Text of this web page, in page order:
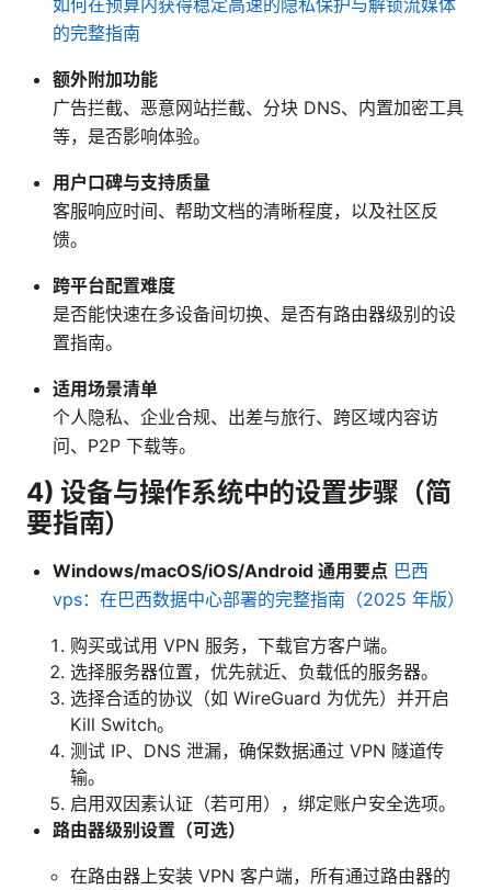
如何在预算内获得稳定高速的隐私保护与解锁流媒体
的完整指南
额外附加功能
广告拦截、恶意网站拦截、分块 DNS、内置加密工具
等，是否影响体验。
用户口碑与支持质量
客服响应时间、帮助文档的清晰程度，以及社区反
馈。
跨平台配置难度
是否能快速在多设备间切换、是否有路由器级别的设
置指南。
适用场景清单
个人隐私、企业合规、出差与旅行、跨区域内容访
问、P2P 下载等。
4) 设备与操作系统中的设置步骤（简
要指南）
Windows/macOS/iOS/Android 通用要点 巴西
vps：在巴西数据中心部署的完整指南（2025 年版）
购买或试用 VPN 服务，下载官方客户端。
选择服务器位置，优先就近、负载低的服务器。
选择合适的协议（如 WireGuard 为优先）并开启
Kill Switch。
测试 IP、DNS 泄漏，确保数据通过 VPN 隧道传
输。
启用双因素认证（若可用），绑定账户安全选项。
路由器级别设置（可选）
在路由器上安装 VPN 客户端，所有通过路由器的